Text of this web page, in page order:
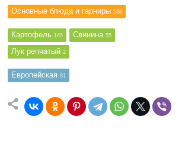
Основные блюда и гарниры 588
Картофель 165 Свинина 55
Лук репчатый 2
Европейская 81